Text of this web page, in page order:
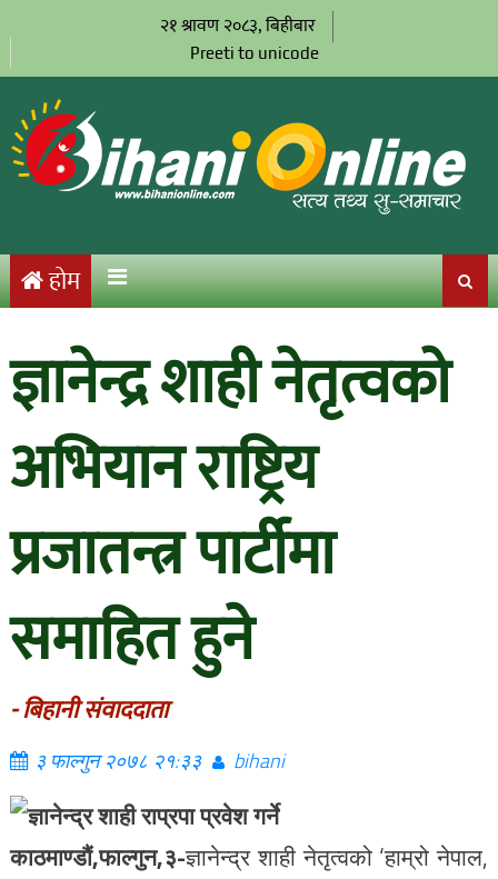
२१ श्रावण २०८३, बिहीबार
Preeti to unicode
होम
ज्ञानेन्द्र शाही नेतृत्वको
अभियान राष्ट्रिय
प्रजातन्त्र पार्टीमा
समाहित हुने
- बिहानी संवाददाता
३ फाल्गुन २०७८ २१:३३ bihani
काठमाण्डौं,फाल्गुन,३-ज्ञानेन्द्र शाही नेतृत्वको ‘हाम्रो नेपाल,